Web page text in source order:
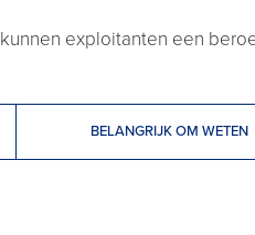
exploitanten een
BELANGRIJK OM WETEN